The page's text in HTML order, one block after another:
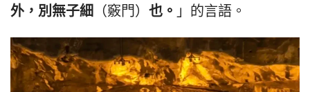
外，別無子細 （竅門） 也。 」的言語。